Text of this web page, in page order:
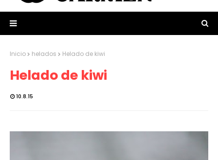
Inicio helados Helado de kiwi
Helado de kiwi
10.8.15